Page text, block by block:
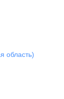
область)